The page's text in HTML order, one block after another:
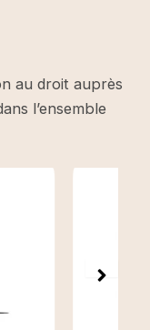
au droit auprès
l’ensemble